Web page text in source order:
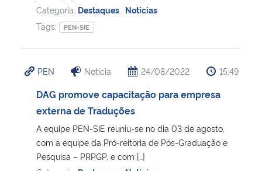
Categoria: Destaques Notícias
Tags:
PEN-SIE
PEN Notícia 24/08/2022 15:49
DAG promove capacitação para empresa
externa de Traduções
A equipe PEN-SIE reuniu-se no dia 03 de agosto,
com a equipe da Pró-reitoria de Pós-Graduação e
Pesquisa – PRPGP, e com […]